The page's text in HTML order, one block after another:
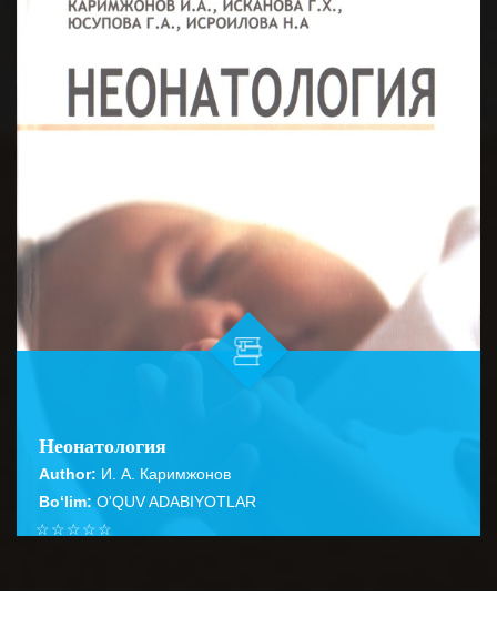
Неонатология
Author: И. А. Каримжонов
Bo‘lim: O'QUV ADABIYOTLAR
☆
☆
☆
☆
☆